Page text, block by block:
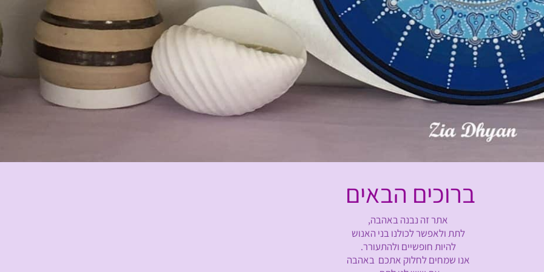
ברוכים הבאים
אתר זה נבנה באהבה,
לתת ולאפשר לכולנו בני האנוש
להיות חופשיים ולהתעורר.
אנו שמחים לחלוק אתכם באהבה